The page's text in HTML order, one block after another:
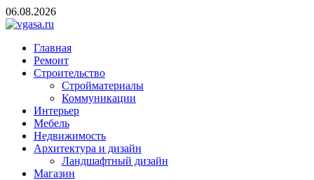
Skip
to
06.08.2026
vgasa.ru
Строительный журнал. Всё о строительстве и ремонтах
Главная
Ремонт
Строительство
Стройматериалы
Коммуникации
Интерьер
Мебель
Недвижимость
Архитектура и дизайн
Ландшафтный дизайн
Магазин